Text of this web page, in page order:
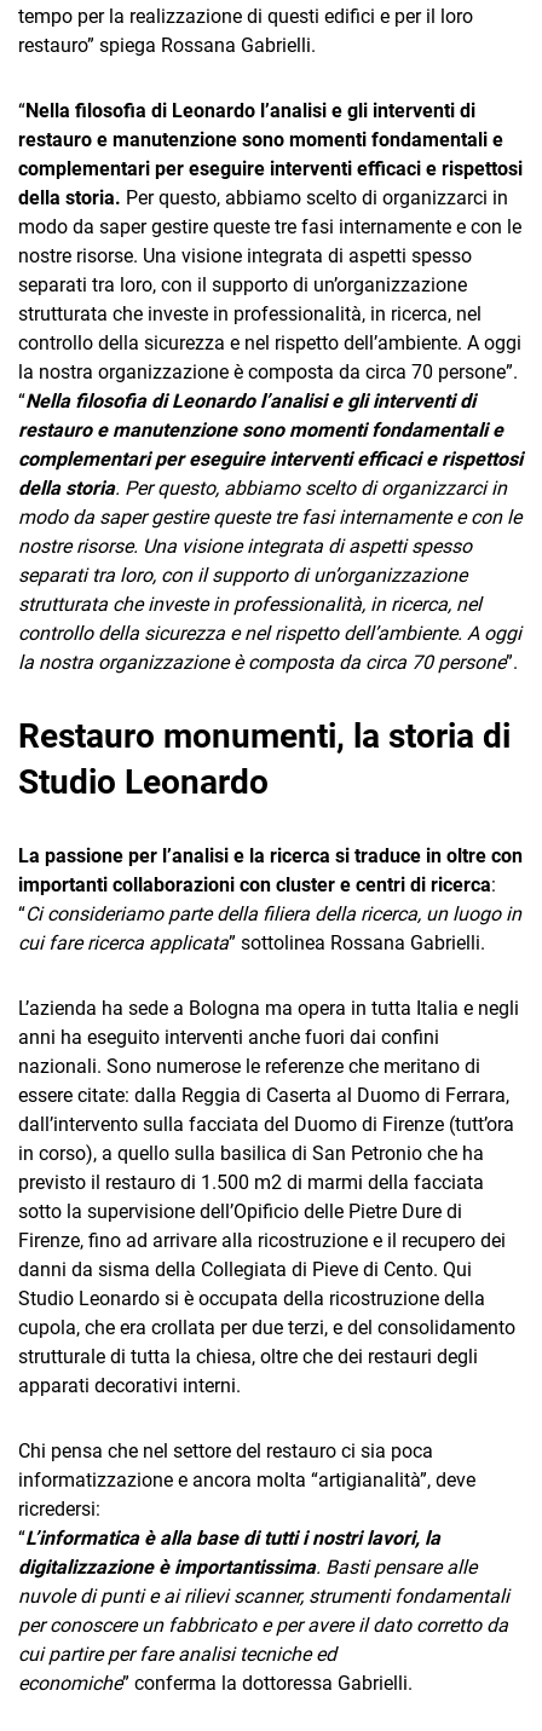
tempo per la realizzazione di questi edifici e per il loro
restauro” spiega Rossana Gabrielli.
“Nella filosofia di Leonardo l’analisi e gli interventi di
restauro e manutenzione sono momenti fondamentali e
complementari per eseguire interventi efficaci e rispettosi
della storia. Per questo, abbiamo scelto di organizzarci in
modo da saper gestire queste tre fasi internamente e con le
nostre risorse. Una visione integrata di aspetti spesso
separati tra loro, con il supporto di un’organizzazione
strutturata che investe in professionalità, in ricerca, nel
controllo della sicurezza e nel rispetto dell’ambiente. A oggi
la nostra organizzazione è composta da circa 70 persone”.
“Nella filosofia di Leonardo l’analisi e gli interventi di
restauro e manutenzione sono momenti fondamentali e
complementari per eseguire interventi efficaci e rispettosi
della storia. Per questo, abbiamo scelto di organizzarci in
modo da saper gestire queste tre fasi internamente e con le
nostre risorse. Una visione integrata di aspetti spesso
separati tra loro, con il supporto di un’organizzazione
strutturata che investe in professionalità, in ricerca, nel
controllo della sicurezza e nel rispetto dell’ambiente. A oggi
la nostra organizzazione è composta da circa 70 persone”.
Restauro monumenti, la storia di
Studio Leonardo
La passione per l’analisi e la ricerca si traduce in oltre con
importanti collaborazioni con cluster e centri di ricerca:
“Ci consideriamo parte della filiera della ricerca, un luogo in
cui fare ricerca applicata” sottolinea Rossana Gabrielli.
L’azienda ha sede a Bologna ma opera in tutta Italia e negli
anni ha eseguito interventi anche fuori dai confini
nazionali. Sono numerose le referenze che meritano di
essere citate: dalla Reggia di Caserta al Duomo di Ferrara,
dall’intervento sulla facciata del Duomo di Firenze (tutt’ora
in corso), a quello sulla basilica di San Petronio che ha
previsto il restauro di 1.500 m2 di marmi della facciata
sotto la supervisione dell’Opificio delle Pietre Dure di
Firenze, fino ad arrivare alla ricostruzione e il recupero dei
danni da sisma della Collegiata di Pieve di Cento. Qui
Studio Leonardo si è occupata della ricostruzione della
cupola, che era crollata per due terzi, e del consolidamento
strutturale di tutta la chiesa, oltre che dei restauri degli
apparati decorativi interni.
Chi pensa che nel settore del restauro ci sia poca
informatizzazione e ancora molta “artigianalità”, deve
ricredersi:
“L’informatica è alla base di tutti i nostri lavori, la
digitalizzazione è importantissima. Basti pensare alle
nuvole di punti e ai rilievi scanner, strumenti fondamentali
per conoscere un fabbricato e per avere il dato corretto da
cui partire per fare analisi tecniche ed
economiche” conferma la dottoressa Gabrielli.